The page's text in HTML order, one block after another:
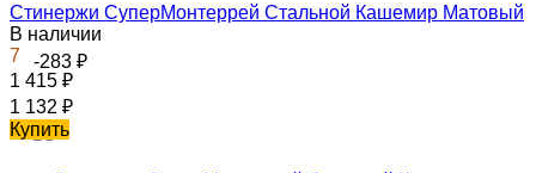
-283 ₽
Стинержи СуперМонтеррей Стальной Кашемир Матовый
В наличии
7
1 415 ₽
1 132 ₽
Купить